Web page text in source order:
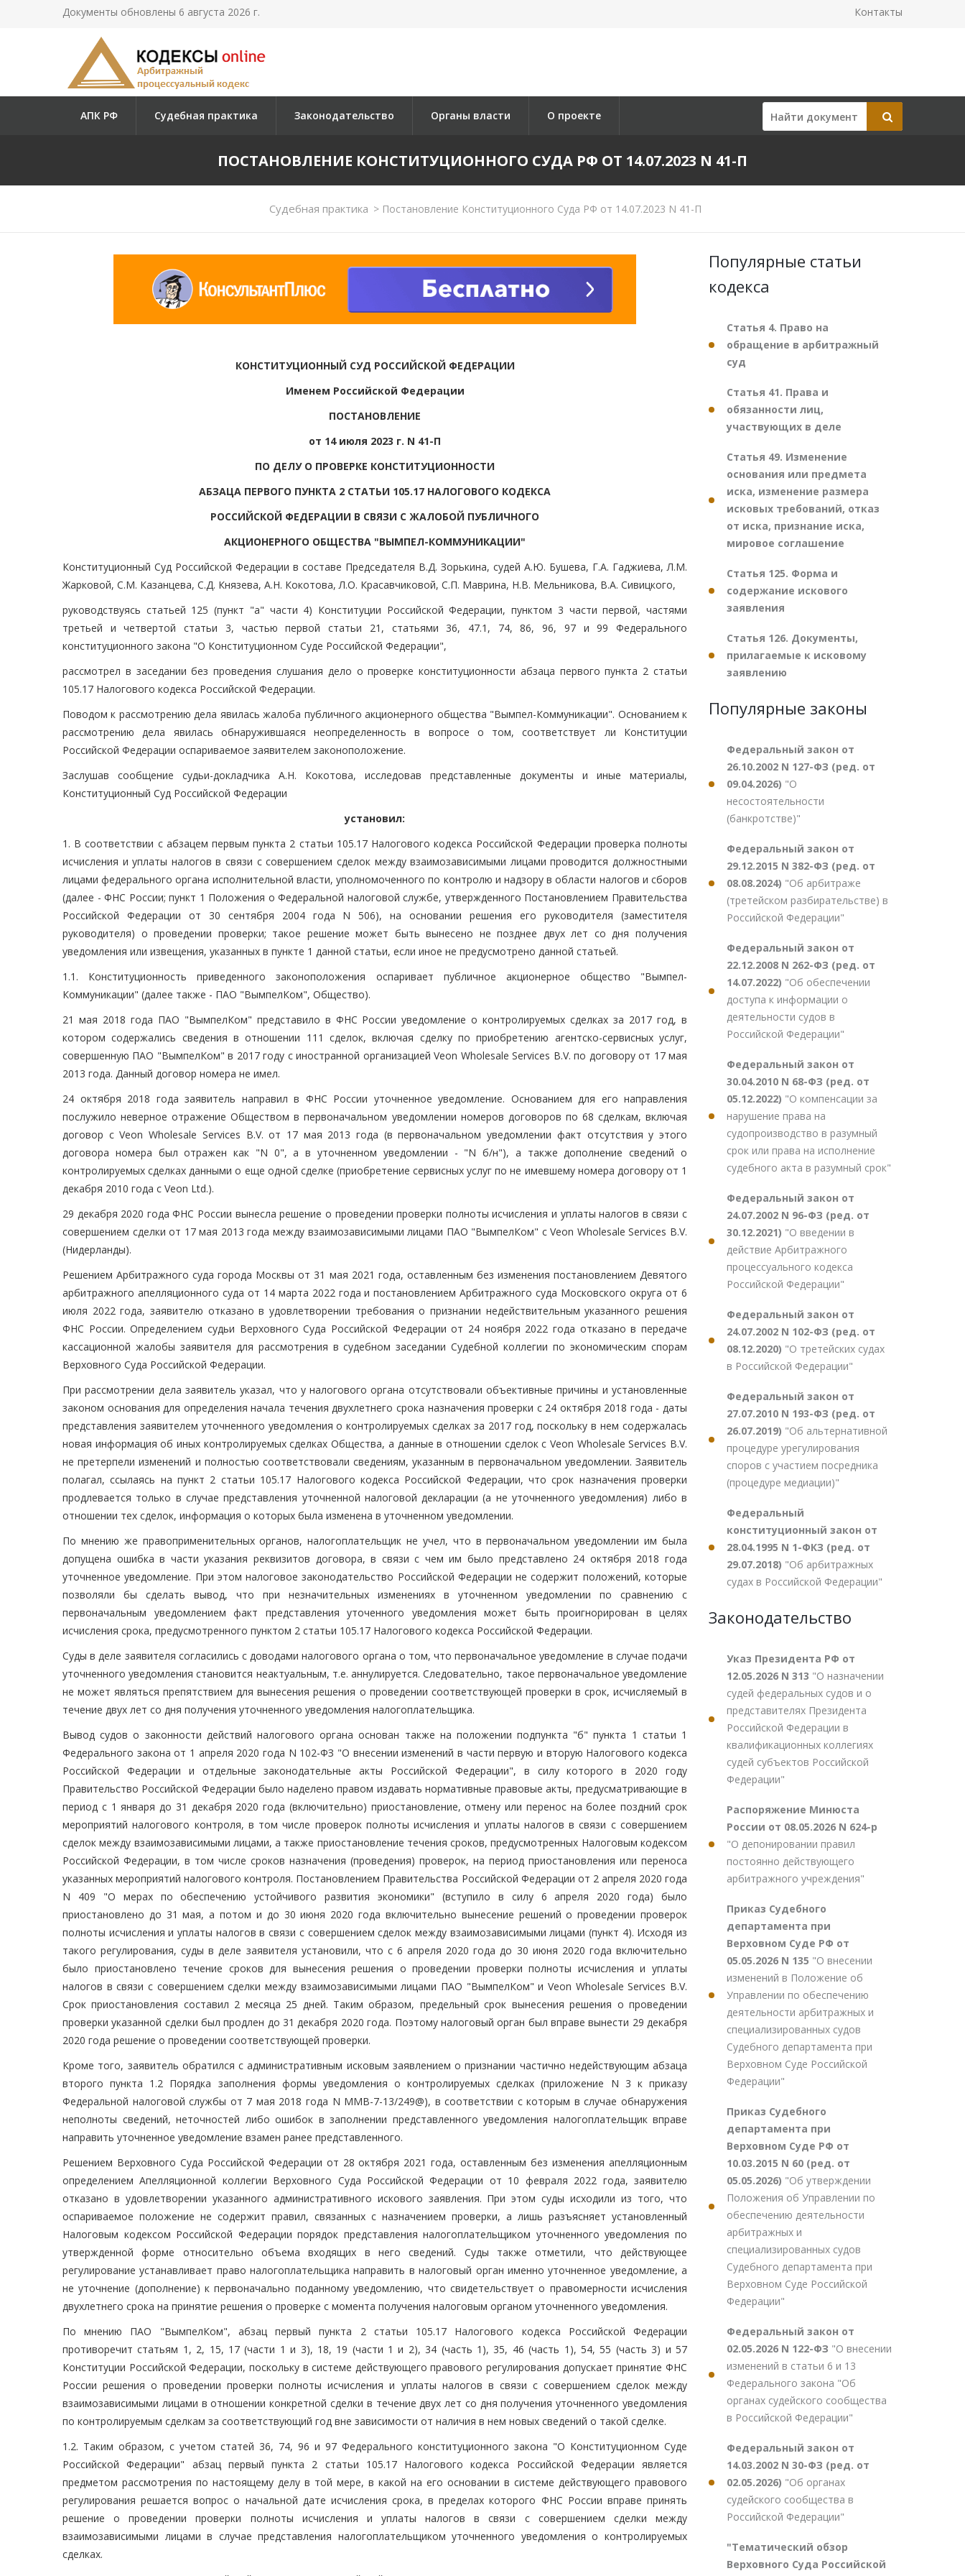
Документы обновлены 6 августа 2026 г. Контакты
АПК РФ Судебная практика Законодательство Органы власти О проекте
ПОСТАНОВЛЕНИЕ КОНСТИТУЦИОННОГО СУДА РФ ОТ 14.07.2023 N 41-П
Судебная практика >Постановление Конституционного Суда РФ от 14.07.2023 N 41-П
КОНСТИТУЦИОННЫЙ СУД РОССИЙСКОЙ ФЕДЕРАЦИИ
Именем Российской Федерации
ПОСТАНОВЛЕНИЕ
от 14 июля 2023 г. N 41-П
ПО ДЕЛУ О ПРОВЕРКЕ КОНСТИТУЦИОННОСТИ
АБЗАЦА ПЕРВОГО ПУНКТА 2 СТАТЬИ 105.17 НАЛОГОВОГО КОДЕКСА
РОССИЙСКОЙ ФЕДЕРАЦИИ В СВЯЗИ С ЖАЛОБОЙ ПУБЛИЧНОГО
АКЦИОНЕРНОГО ОБЩЕСТВА "ВЫМПЕЛ-КОММУНИКАЦИИ"
Конституционный Суд Российской Федерации в составе Председателя В.Д. Зорькина, судей А.Ю. Бушева, Г.А. Гаджиева, Л.М.
Жарковой, С.М. Казанцева, С.Д. Князева, А.Н. Кокотова, Л.О. Красавчиковой, С.П. Маврина, Н.В. Мельникова, В.А. Сивицкого,
руководствуясь статьей 125 (пункт "а" части 4) Конституции Российской Федерации, пунктом 3 части первой, частями
третьей и четвертой статьи 3, частью первой статьи 21, статьями 36, 47.1, 74, 86, 96, 97 и 99 Федерального
конституционного закона "О Конституционном Суде Российской Федерации",
рассмотрел в заседании без проведения слушания дело о проверке конституционности абзаца первого пункта 2 статьи
105.17 Налогового кодекса Российской Федерации.
Поводом к рассмотрению дела явилась жалоба публичного акционерного общества "Вымпел-Коммуникации". Основанием к
рассмотрению дела явилась обнаружившаяся неопределенность в вопросе о том, соответствует ли Конституции
Российской Федерации оспариваемое заявителем законоположение.
Заслушав сообщение судьи-докладчика А.Н. Кокотова, исследовав представленные документы и иные материалы,
Конституционный Суд Российской Федерации
установил:
1. В соответствии с абзацем первым пункта 2 статьи 105.17 Налогового кодекса Российской Федерации проверка полноты
исчисления и уплаты налогов в связи с совершением сделок между взаимозависимыми лицами проводится должностными
лицами федерального органа исполнительной власти, уполномоченного по контролю и надзору в области налогов и сборов
(далее - ФНС России; пункт 1 Положения о Федеральной налоговой службе, утвержденного Постановлением Правительства
Российской Федерации от 30 сентября 2004 года N 506), на основании решения его руководителя (заместителя
руководителя) о проведении проверки; такое решение может быть вынесено не позднее двух лет со дня получения
уведомления или извещения, указанных в пункте 1 данной статьи, если иное не предусмотрено данной статьей.
1.1. Конституционность приведенного законоположения оспаривает публичное акционерное общество "Вымпел-
Коммуникации" (далее также - ПАО "ВымпелКом", Общество).
21 мая 2018 года ПАО "ВымпелКом" представило в ФНС России уведомление о контролируемых сделках за 2017 год, в
котором содержались сведения в отношении 111 сделок, включая сделку по приобретению агентско-сервисных услуг,
совершенную ПАО "ВымпелКом" в 2017 году с иностранной организацией Veon Wholesale Services B.V. по договору от 17 мая
2013 года. Данный договор номера не имел.
24 октября 2018 года заявитель направил в ФНС России уточненное уведомление. Основанием для его направления
послужило неверное отражение Обществом в первоначальном уведомлении номеров договоров по 68 сделкам, включая
договор с Veon Wholesale Services B.V. от 17 мая 2013 года (в первоначальном уведомлении факт отсутствия у этого
договора номера был отражен как "N 0", а в уточненном уведомлении - "N б/н"), а также дополнение сведений о
контролируемых сделках данными о еще одной сделке (приобретение сервисных услуг по не имевшему номера договору от 1
декабря 2010 года с Veon Ltd.).
29 декабря 2020 года ФНС России вынесла решение о проведении проверки полноты исчисления и уплаты налогов в связи с
совершением сделки от 17 мая 2013 года между взаимозависимыми лицами ПАО "ВымпелКом" с Veon Wholesale Services B.V.
(Нидерланды).
Решением Арбитражного суда города Москвы от 31 мая 2021 года, оставленным без изменения постановлением Девятого
арбитражного апелляционного суда от 14 марта 2022 года и постановлением Арбитражного суда Московского округа от 6
июля 2022 года, заявителю отказано в удовлетворении требования о признании недействительным указанного решения
ФНС России. Определением судьи Верховного Суда Российской Федерации от 24 ноября 2022 года отказано в передаче
кассационной жалобы заявителя для рассмотрения в судебном заседании Судебной коллегии по экономическим спорам
Верховного Суда Российской Федерации.
При рассмотрении дела заявитель указал, что у налогового органа отсутствовали объективные причины и установленные
законом основания для определения начала течения двухлетнего срока назначения проверки с 24 октября 2018 года - даты
представления заявителем уточненного уведомления о контролируемых сделках за 2017 год, поскольку в нем содержалась
новая информация об иных контролируемых сделках Общества, а данные в отношении сделок с Veon Wholesale Services B.V.
не претерпели изменений и полностью соответствовали сведениям, указанным в первоначальном уведомлении. Заявитель
полагал, ссылаясь на пункт 2 статьи 105.17 Налогового кодекса Российской Федерации, что срок назначения проверки
продлевается только в случае представления уточненной налоговой декларации (а не уточненного уведомления) либо в
отношении тех сделок, информация о которых была изменена в уточненном уведомлении.
По мнению же правоприменительных органов, налогоплательщик не учел, что в первоначальном уведомлении им была
допущена ошибка в части указания реквизитов договора, в связи с чем им было представлено 24 октября 2018 года
уточненное уведомление. При этом налоговое законодательство Российской Федерации не содержит положений, которые
позволяли бы сделать вывод, что при незначительных изменениях в уточненном уведомлении по сравнению с
первоначальным уведомлением факт представления уточенного уведомления может быть проигнорирован в целях
исчисления срока, предусмотренного пунктом 2 статьи 105.17 Налогового кодекса Российской Федерации.
Суды в деле заявителя согласились с доводами налогового органа о том, что первоначальное уведомление в случае подачи
уточненного уведомления становится неактуальным, т.е. аннулируется. Следовательно, такое первоначальное уведомление
не может являться препятствием для вынесения решения о проведении соответствующей проверки в срок, исчисляемый в
течение двух лет со дня получения уточненного уведомления налогоплательщика.
Вывод судов о законности действий налогового органа основан также на положении подпункта "б" пункта 1 статьи 1
Федерального закона от 1 апреля 2020 года N 102-ФЗ "О внесении изменений в части первую и вторую Налогового кодекса
Российской Федерации и отдельные законодательные акты Российской Федерации", в силу которого в 2020 году
Правительство Российской Федерации было наделено правом издавать нормативные правовые акты, предусматривающие в
период с 1 января до 31 декабря 2020 года (включительно) приостановление, отмену или перенос на более поздний срок
мероприятий налогового контроля, в том числе проверок полноты исчисления и уплаты налогов в связи с совершением
сделок между взаимозависимыми лицами, а также приостановление течения сроков, предусмотренных Налоговым кодексом
Российской Федерации, в том числе сроков назначения (проведения) проверок, на период приостановления или переноса
указанных мероприятий налогового контроля. Постановлением Правительства Российской Федерации от 2 апреля 2020 года
N 409 "О мерах по обеспечению устойчивого развития экономики" (вступило в силу 6 апреля 2020 года) было
приостановлено до 31 мая, а потом и до 30 июня 2020 года включительно вынесение решений о проведении проверок
полноты исчисления и уплаты налогов в связи с совершением сделок между взаимозависимыми лицами (пункт 4). Исходя из
такого регулирования, суды в деле заявителя установили, что с 6 апреля 2020 года до 30 июня 2020 года включительно
было приостановлено течение сроков для вынесения решения о проведении проверки полноты исчисления и уплаты
налогов в связи с совершением сделки между взаимозависимыми лицами ПАО "ВымпелКом" и Veon Wholesale Services B.V.
Срок приостановления составил 2 месяца 25 дней. Таким образом, предельный срок вынесения решения о проведении
проверки указанной сделки был продлен до 31 декабря 2020 года. Поэтому налоговый орган был вправе вынести 29 декабря
2020 года решение о проведении соответствующей проверки.
Кроме того, заявитель обратился с административным исковым заявлением о признании частично недействующим абзаца
второго пункта 1.2 Порядка заполнения формы уведомления о контролируемых сделках (приложение N 3 к приказу
Федеральной налоговой службы от 7 мая 2018 года N ММВ-7-13/249@), в соответствии с которым в случае обнаружения
неполноты сведений, неточностей либо ошибок в заполнении представленного уведомления налогоплательщик вправе
направить уточненное уведомление взамен ранее представленного.
Решением Верховного Суда Российской Федерации от 28 октября 2021 года, оставленным без изменения апелляционным
определением Апелляционной коллегии Верховного Суда Российской Федерации от 10 февраля 2022 года, заявителю
отказано в удовлетворении указанного административного искового заявления. При этом суды исходили из того, что
оспариваемое положение не содержит правил, связанных с назначением проверки, а лишь разъясняет установленный
Налоговым кодексом Российской Федерации порядок представления налогоплательщиком уточненного уведомления по
утвержденной форме относительно объема входящих в него сведений. Суды также отметили, что действующее
регулирование устанавливает право налогоплательщика направить в налоговый орган именно уточненное уведомление, а
не уточнение (дополнение) к первоначально поданному уведомлению, что свидетельствует о правомерности исчисления
двухлетнего срока на принятие решения о проверке с момента получения налоговым органом уточненного уведомления.
По мнению ПАО "ВымпелКом", абзац первый пункта 2 статьи 105.17 Налогового кодекса Российской Федерации
противоречит статьям 1, 2, 15, 17 (части 1 и 3), 18, 19 (части 1 и 2), 34 (часть 1), 35, 46 (часть 1), 54, 55 (часть 3) и 57
Конституции Российской Федерации, поскольку в системе действующего правового регулирования допускает принятие ФНС
России решения о проведении проверки полноты исчисления и уплаты налогов в связи с совершением сделок между
взаимозависимыми лицами в отношении конкретной сделки в течение двух лет со дня получения уточненного уведомления
по контролируемым сделкам за соответствующий год вне зависимости от наличия в нем новых сведений о такой сделке.
1.2. Таким образом, с учетом статей 36, 74, 96 и 97 Федерального конституционного закона "О Конституционном Суде
Российской Федерации" абзац первый пункта 2 статьи 105.17 Налогового кодекса Российской Федерации является
предметом рассмотрения по настоящему делу в той мере, в какой на его основании в системе действующего правового
регулирования решается вопрос о начальной дате исчисления срока, в пределах которого ФНС России вправе принять
решение о проведении проверки полноты исчисления и уплаты налогов в связи с совершением сделки между
взаимозависимыми лицами в случае представления налогоплательщиком уточненного уведомления о контролируемых
сделках.
Популярные статьи
кодекса
Статья 4. Право на
обращение в арбитражный
суд
Статья 41. Права и
обязанности лиц,
участвующих в деле
Статья 49. Изменение
основания или предмета
иска, изменение размера
исковых требований, отказ
от иска, признание иска,
мировое соглашение
Статья 125. Форма и
содержание искового
заявления
Статья 126. Документы,
прилагаемые к исковому
заявлению
Популярные законы
Федеральный закон от
26.10.2002 N 127-ФЗ (ред. от
09.04.2026) "О
несостоятельности
(банкротстве)"
Федеральный закон от
29.12.2015 N 382-ФЗ (ред. от
08.08.2024) "Об арбитраже
(третейском разбирательстве) в
Российской Федерации"
Федеральный закон от
22.12.2008 N 262-ФЗ (ред. от
14.07.2022) "Об обеспечении
доступа к информации о
деятельности судов в
Российской Федерации"
Федеральный закон от
30.04.2010 N 68-ФЗ (ред. от
05.12.2022) "О компенсации за
нарушение права на
судопроизводство в разумный
срок или права на исполнение
судебного акта в разумный срок"
Федеральный закон от
24.07.2002 N 96-ФЗ (ред. от
30.12.2021) "О введении в
действие Арбитражного
процессуального кодекса
Российской Федерации"
Федеральный закон от
24.07.2002 N 102-ФЗ (ред. от
08.12.2020) "О третейских судах
в Российской Федерации"
Федеральный закон от
27.07.2010 N 193-ФЗ (ред. от
26.07.2019) "Об альтернативной
процедуре урегулирования
споров с участием посредника
(процедуре медиации)"
Федеральный
конституционный закон от
28.04.1995 N 1-ФКЗ (ред. от
29.07.2018) "Об арбитражных
судах в Российской Федерации"
Законодательство
Указ Президента РФ от
12.05.2026 N 313 "О назначении
судей федеральных судов и о
представителях Президента
Российской Федерации в
квалификационных коллегиях
судей субъектов Российской
Федерации"
Распоряжение Минюста
России от 08.05.2026 N 624-р
"О депонировании правил
постоянно действующего
арбитражного учреждения"
Приказ Судебного
департамента при
Верховном Суде РФ от
05.05.2026 N 135 "О внесении
изменений в Положение об
Управлении по обеспечению
деятельности арбитражных и
специализированных судов
Судебного департамента при
Верховном Суде Российской
Федерации"
Приказ Судебного
департамента при
Верховном Суде РФ от
10.03.2015 N 60 (ред. от
05.05.2026) "Об утверждении
Положения об Управлении по
обеспечению деятельности
арбитражных и
специализированных судов
Судебного департамента при
Верховном Суде Российской
Федерации"
Федеральный закон от
02.05.2026 N 122-ФЗ "О внесении
изменений в статьи 6 и 13
Федерального закона "Об
органах судейского сообщества
в Российской Федерации"
Федеральный закон от
14.03.2002 N 30-ФЗ (ред. от
02.05.2026) "Об органах
судейского сообщества в
Российской Федерации"
"Тематический обзор
Верховного Суда Российской